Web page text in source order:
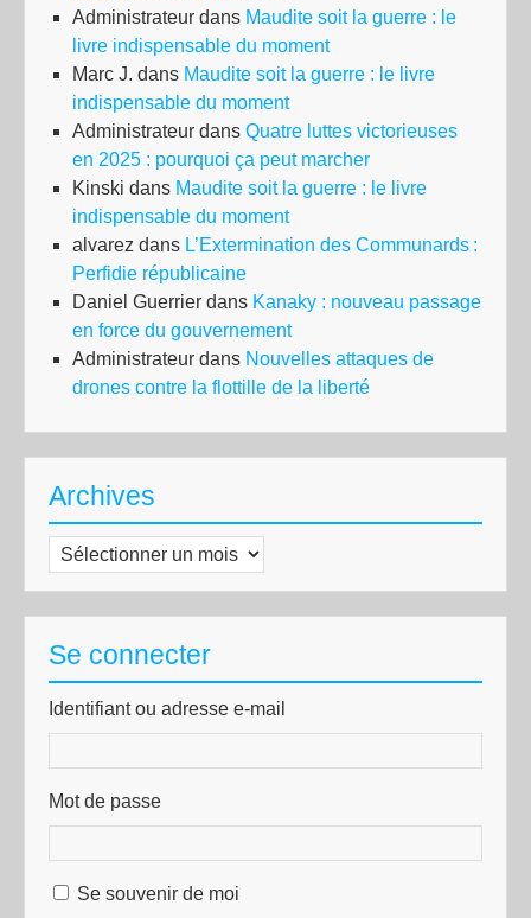
Administrateur dans Maudite soit la guerre : le
livre indispensable du moment
Marc J. dans Maudite soit la guerre : le livre
indispensable du moment
Administrateur dans Quatre luttes victorieuses
en 2025 : pourquoi ça peut marcher
Kinski dans Maudite soit la guerre : le livre
indispensable du moment
alvarez dans L’Extermination des Communards :
Perfidie républicaine
Daniel Guerrier dans Kanaky : nouveau passage
en force du gouvernement
Administrateur dans Nouvelles attaques de
drones contre la flottille de la liberté
Archives
Archives
Se connecter
Identifiant ou adresse e-mail
Mot de passe
Se souvenir de moi